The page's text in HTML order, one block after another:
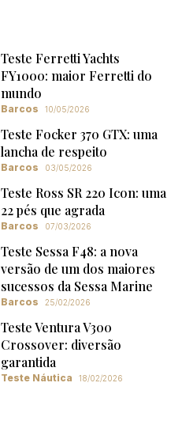
Teste Ferretti Yachts
FY1000: maior Ferretti do
mundo
Barcos 10/05/2026
Teste Focker 370 GTX: uma
lancha de respeito
Barcos 03/05/2026
Teste Ross SR 220 Icon: uma
22 pés que agrada
Barcos 07/03/2026
Teste Sessa F48: a nova
versão de um dos maiores
sucessos da Sessa Marine
Barcos 25/02/2026
Teste Ventura V300
Crossover: diversão
garantida
Teste Náutica 18/02/2026